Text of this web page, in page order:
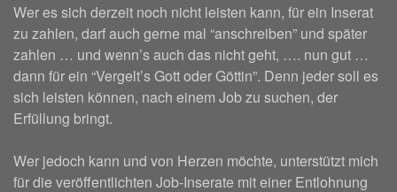
Wer es sich derzeit noch nicht leisten kann, für ein Inserat
zu zahlen, darf auch gerne mal “anschreiben” und später
zahlen … und wenn’s auch das nicht geht, …. nun gut …
dann für ein “Vergelt’s Gott oder Göttin”. Denn jeder soll es
sich leisten können, nach einem Job zu suchen, der
Erfüllung bringt.
Wer jedoch kann und von Herzen möchte, unterstützt mich
für die veröffentlichten Job-Inserate mit einer Entlohnung